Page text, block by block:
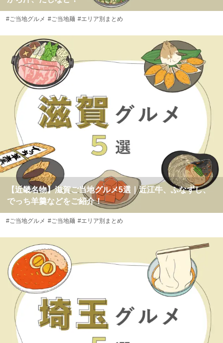
#ご当地グルメ #ご当地麺 #エリア別まとめ
【近畿名物】滋賀ご当地グルメ5選｜近江牛、ふなずし、
でっち羊羹などをご紹介！
#ご当地グルメ #ご当地麺 #エリア別まとめ